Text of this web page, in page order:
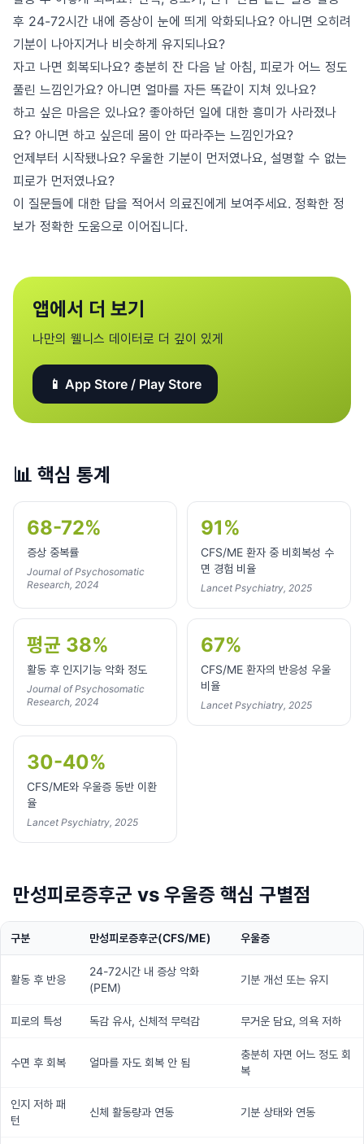
후 24-72시간 내에 증상이 눈에 띄게 악화되나요? 아니면 오히려
기분이 나아지거나 비슷하게 유지되나요?
자고 나면 회복되나요? 충분히 잔 다음 날 아침, 피로가 어느 정도
풀린 느낌인가요? 아니면 얼마를 자든 똑같이 지쳐 있나요?
하고 싶은 마음은 있나요? 좋아하던 일에 대한 흥미가 사라졌나
요? 아니면 하고 싶은데 몸이 안 따라주는 느낌인가요?
언제부터 시작됐나요? 우울한 기분이 먼저였나요, 설명할 수 없는
피로가 먼저였나요?
이 질문들에 대한 답을 적어서 의료진에게 보여주세요. 정확한 정
보가 정확한 도움으로 이어집니다.
앱에서 더 보기
나만의 웰니스 데이터로 더 깊이 있게
📱 App Store / Play Store
📊 핵심 통계
68-72%
증상 중복률
Journal of Psychosomatic
Research, 2024
91%
CFS/ME 환자 중 비회복성 수
면 경험 비율
Lancet Psychiatry, 2025
평균 38%
활동 후 인지기능 악화 정도
Journal of Psychosomatic
Research, 2024
67%
CFS/ME 환자의 반응성 우울
비율
Lancet Psychiatry, 2025
30-40%
CFS/ME와 우울증 동반 이환
율
Lancet Psychiatry, 2025
만성피로증후군 vs 우울증 핵심 구별점
구분 만성피로증후군(CFS/ME) 우울증
활동 후 반응
24-72시간 내 증상 악화
(PEM)
기분 개선 또는 유지
피로의 특성 독감 유사, 신체적 무력감 무거운 담요, 의욕 저하
수면 후 회복 얼마를 자도 회복 안 됨
충분히 자면 어느 정도 회
복
인지 저하 패
턴
신체 활동량과 연동 기분 상태와 연동